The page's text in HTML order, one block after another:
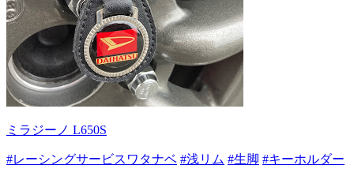
ミラジーノ L650S
#レーシングサービスワタナベ #浅リム #生脚 #キーホルダー